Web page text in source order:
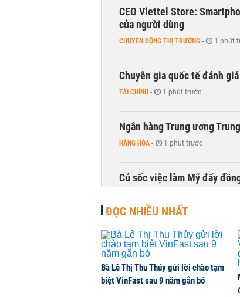
CEO Viettel Store:
của người dùng
CHUYỂN ĐỘNG THỊ TRƯỜNG - 1 phút
Chuyên gia quốc tế đánh
TÀI CHÍNH - 1 phút trước
Ngân hàng Trung ương
HÀNG HÓA - 1 phút trước
Cú sốc việc làm Mỹ đẩy
ĐỌC NHIỀU NHẤT
Bà Lê Thị Thu Thủy gửi lời chào tạm
biệt VinFast sau 9 năm gắn bó